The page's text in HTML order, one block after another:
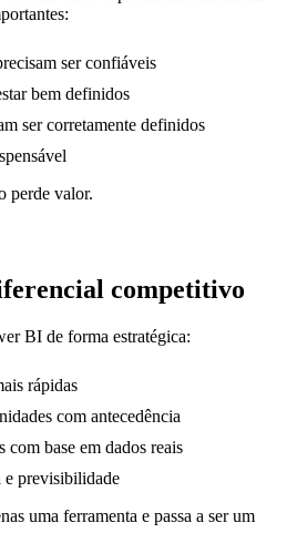
ser confiáveis
bem definidos
ser corretamente definidos
perde valor.
competitivo
BI de forma estratégica:
rápidas
com antecedência
com base em dados reais
e previsibilidade
uma ferramenta e passa a ser um